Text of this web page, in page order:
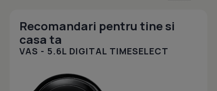
Recomandari pentru tine si
casa ta
VAS - 5.6L DIGITAL TIMESELECT